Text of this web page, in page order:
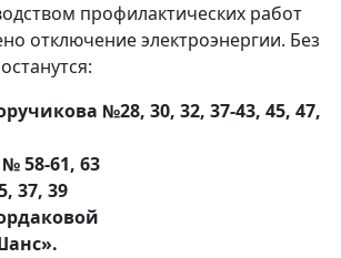
профилактических работ
отключение электроэнергии. Без
№28, 30, 32, 37-43, 45, 47,
58-61, 63
37, 39